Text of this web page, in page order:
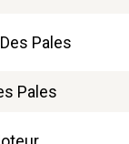
Pales
Pales